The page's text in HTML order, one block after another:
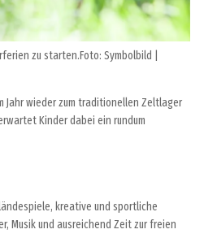
zu starten.Foto: Symbolbild |
Jahr wieder zum traditionellen Zeltlager
Kinder dabei ein rundum
kreative und sportliche
Musik und ausreichend Zeit zur freien